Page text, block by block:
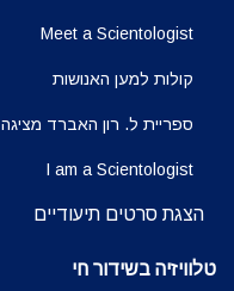
Meet a Scientologist
קולות למען האנושות
ספריית ל. רון האברד מציגה
I am a Scientologist
הצגת סרטים תיעודיים
טלוויזיה בשידור חי